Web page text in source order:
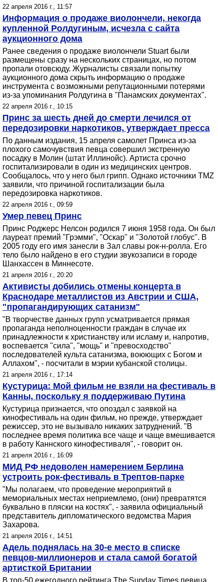
22 апреля 2016 г., 11:57
Информация о продаже виолончели, некогда
купленной Ролдугиным, исчезла с сайта
аукционного дома
Ранее сведения о продаже виолончели Stuart были
размещены сразу на нескольких страницах, но потом
пропали отовсюду. Журналисты связали попытку
аукционного дома скрыть информацию о продаже
инструмента с возможными репутационными потерями
из-за упоминания Ролдугина в "Панамских документах".
22 апреля 2016 г., 10:15
Принс за шесть дней до смерти лечился от
передозировки наркотиков, утверждает пресса
По данным издания, 15 апреля самолет Принса из-за
плохого самочувствия певца совершил экстренную
посадку в Молин (штат Иллинойс). Артиста срочно
госпитализировали в один из медицинских центров.
Сообщалось, что у него был грипп. Однако источники TMZ
заявили, что причиной госпитализации была
передозировка наркотиков.
22 апреля 2016 г., 09:59
Умер певец Принс
Принс Роджерс Нелсон родился 7 июня 1958 года. Он был
лауреат премий "Грэмми", "Оскар" и "Золотой глобус". В
2005 году его имя занесли в Зал славы рок-н-ролла. Его
тело было найдено в его студии звукозаписи в городе
Шанхассен в Миннесоте.
21 апреля 2016 г., 20:20
Активисты добились отмены концерта в
Краснодаре металлистов из Австрии и США,
"пропагандирующих сатанизм"
"В творчестве данных групп усматривается прямая
пропаганда неполноценности граждан в случае их
принадлежности к христианству или исламу и, напротив,
воспевается "сила", "мощь" и "превосходство"
последователей культа сатанизма, воюющих с Богом и
Аллахом", - посчитали в мэрии кубанской столицы.
21 апреля 2016 г., 17:14
Кустурица: Мой фильм не взяли на фестиваль в
Канны, поскольку я поддерживаю Путина
Кустурица признается, что опоздал с заявкой на
кинофестиваль на один фильм, но прежде, утверждает
режиссер, это не вызывало никаких затруднений. "В
последнее время политика все чаще и чаще вмешивается
в работу Каннского кинофестиваля", - говорит он.
21 апреля 2016 г., 16:09
МИД РФ недоволен намерением Берлина
устроить рок-фестиваль в Трептов-парке
"Мы полагаем, что проведение мероприятий в
мемориальных местах неприемлемо, (они) превратятся
буквально в пляски на костях", - заявила официальный
представитель дипломатического ведомства Мария
Захарова.
21 апреля 2016 г., 14:51
Адель поднялась на 30-е место в списке
певцов-миллионеров и стала самой богатой
артисткой Британии
В топ-50 ежегодного рейтинга The Sunday Times певица